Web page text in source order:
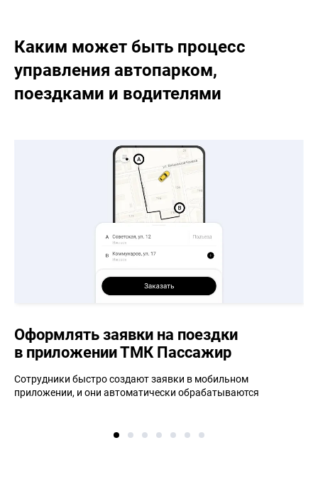
Каким может быть процесс
управления автопарком,
поездками и водителями
Оформлять заявки на поездки
в приложении ТМК Пассажир
Сотрудники быстро создают заявки в мобильном
приложении, и они автоматически обрабатываются